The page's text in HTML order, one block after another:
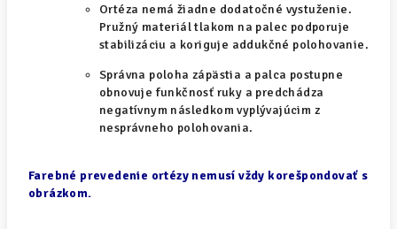
Ortéza nemá žiadne dodatočné vystuženie.
Pružný materiál tlakom na palec podporuje
stabilizáciu a koriguje addukčné polohovanie.
Správna poloha zápästia a palca postupne
obnovuje funkčnosť ruky a predchádza
negatívnym následkom vyplývajúcim z
nesprávneho polohovania.
Farebné prevedenie ortézy nemusí vždy korešpondovať s
obrázkom.